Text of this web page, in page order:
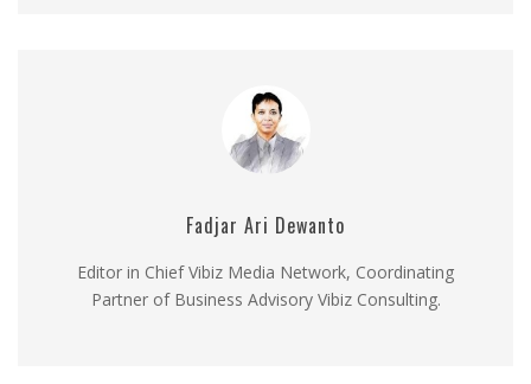
Fadjar Ari Dewanto
Editor in Chief Vibiz Media Network, Coordinating
Partner of Business Advisory Vibiz Consulting.